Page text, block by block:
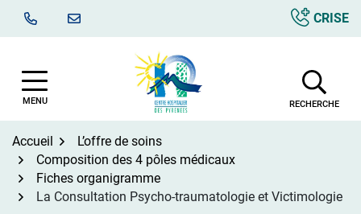
CRISE
MENU RECHERCHE
Accueil
L’offre de soins
Composition des 4 pôles médicaux
Fiches organigramme
La Consultation Psycho-traumatologie et Victimologie